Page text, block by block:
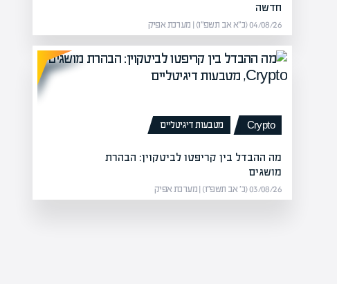
חדשה
04/08/26 (כ״א אב תשפ״ו) | מערכת אפיק
Crypto מטבעות דיגיטליים
מה ההבדל בין קריפטו לביטקוין: הבהרת
מושגים
03/08/26 (כ׳ אב תשפ״ו) | מערכת אפיק